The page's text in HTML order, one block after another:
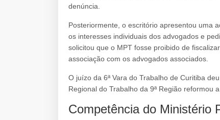
denúncia.
Posteriormente, o escritório apresentou uma
os interesses individuais dos advogados e
solicitou que o MPT fosse proibido de
associação com os advogados associados.
O juízo da 6ª Vara do Trabalho de Curitiba
Regional do Trabalho da 9ª Região reformou
Competência do Ministério